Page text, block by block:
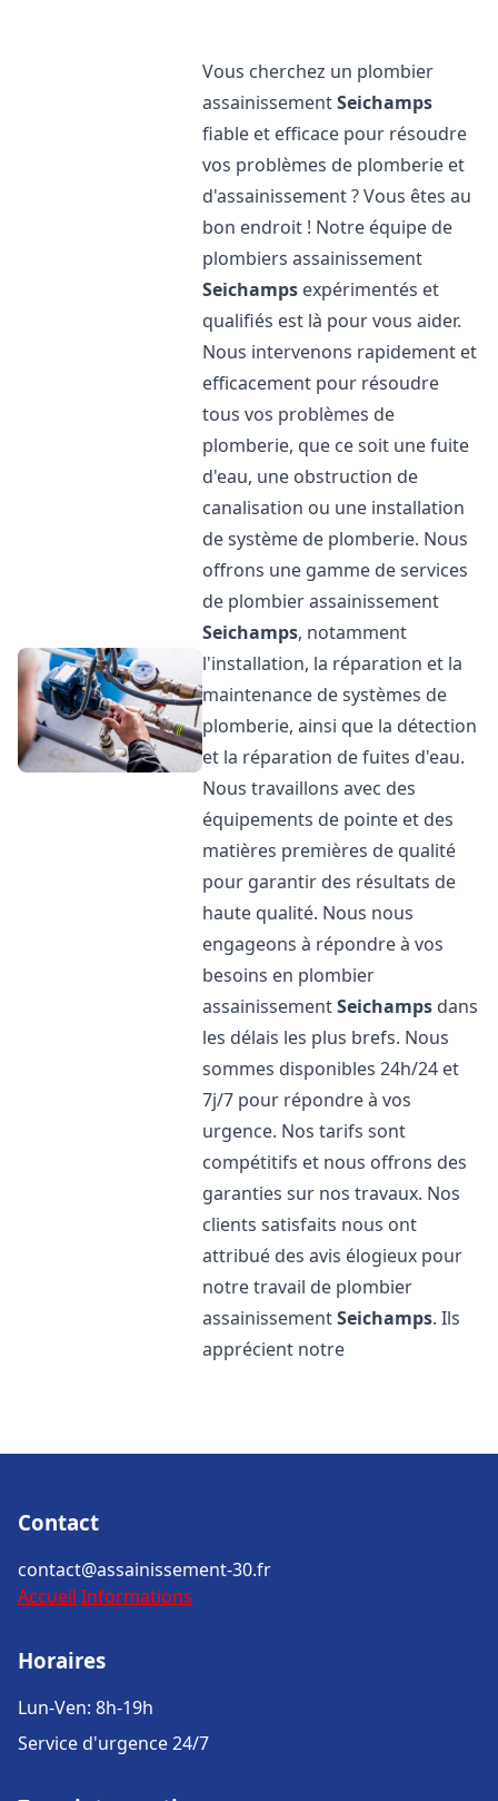
Vous cherchez un plombier
assainissementSeichamps
fiable et efficace pour résoudre
vos problèmes de plomberie et
d'assainissement ? Vous êtes au
bon endroit ! Notre équipe de
plombiers assainissement
Seichamps expérimentés et
qualifiés est là pour vous aider.
Nous intervenons rapidement et
efficacement pour résoudre
tous vos problèmes de
plomberie, que ce soit une fuite
d'eau, une obstruction de
canalisation ou une installation
de système de plomberie. Nous
offrons une gamme de services
de plombier assainissement
Seichamps, notamment
l'installation, la réparation et la
maintenance de systèmes de
plomberie, ainsi que la détection
et la réparation de fuites d'eau.
Nous travaillons avec des
équipements de pointe et des
matières premières de qualité
pour garantir des résultats de
haute qualité. Nous nous
engageons à répondre à vos
besoins en plombier
assainissementSeichamps dans
les délais les plus brefs. Nous
sommes disponibles 24h/24 et
7j/7 pour répondre à vos
urgence. Nos tarifs sont
compétitifs et nous offrons des
garanties sur nos travaux. Nos
clients satisfaits nous ont
attribué des avis élogieux pour
notre travail de plombier
assainissementSeichamps. Ils
apprécient notre
Contact
contact@assainissement-30.fr
Accueil Informations
Horaires
Lun-Ven: 8h-19h
Service d'urgence 24/7